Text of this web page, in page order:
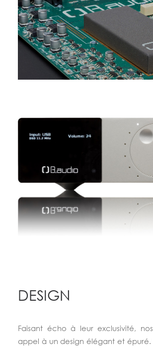
DESIGN
Faisant écho à leur exclusivité,
appel à un design élégant et